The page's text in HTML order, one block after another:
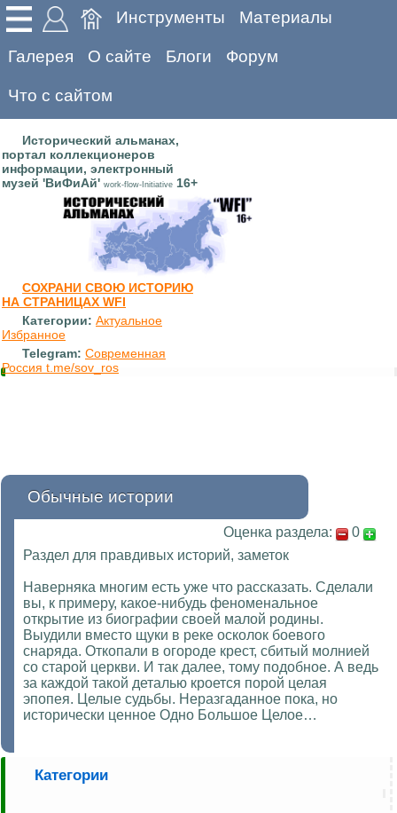
Инструменты Материалы
Галерея О сайте Блоги Форум
Что с сайтом
Исторический альманах,
портал коллекционеров
информации, электронный
музей 'ВиФиАй' work-flow-Initiative 16+
СОХРАНИ СВОЮ ИСТОРИЮ
НА СТРАНИЦАХ WFI
Категории: Актуальное
Избранное
Telegram: Современная
Россия t.me/sov_ros
Обычные истории
Оценка раздела:
0
Раздел для правдивых историй, заметок
Наверняка многим есть уже что рассказать. Сделали
вы, к примеру, какое-нибудь феноменальное
открытие из биографии своей малой родины.
Выудили вместо щуки в реке осколок боевого
снаряда. Откопали в огороде крест, сбитый молнией
со старой церкви. И так далее, тому подобное. А ведь
за каждой такой деталью кроется порой целая
эпопея. Целые судьбы. Неразгаданное пока, но
исторически ценное Одно Большое Целое…
Категории